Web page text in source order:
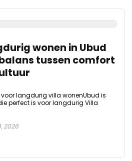
wonen in Ubud
tussen comfort
langdurig villa wonenUbud is
perfect is voor langdurig Villa
2026